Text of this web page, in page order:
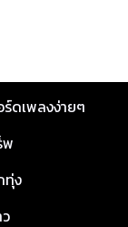
ร์ดเพลงง่ายๆ
พ
ทุ่ง